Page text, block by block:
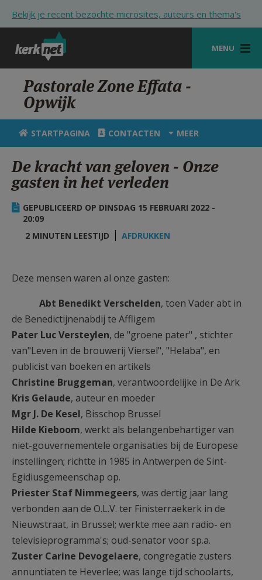
Bekijk je recent bezochte microsites, auteurs en thema's
MENU
STARTPAGINA
KERK
VIERINGEN
ZOEKEN
HULP
STARTPAGINA PORTAAL
AANMELDEN OF REGISTREREN
Pastorale Zone Effata -
Opwijk
STARTPAGINA CONTACTEN MEER
De kracht van geloven - Onze
gasten in het verleden
GEPUBLICEERD OP DINSDAG 15 FEBRUARI 2022 -
20:09
2 MINUTEN LEESTIJD
AFDRUKKEN
Deze mensen waren al onze gasten:
Abt Benedikt Verschelden, toen Vader abt in
de Benedictijnenabdij te Affligem
Pater Luc Versteylen, de "groene pater" , stichter
van"Leven in de brouwerij Viersel", "Helaba", en
publicist van boeken en artikels
Christine Bruggeman, verantwoordelijke in De Ark
Kris Gelaude, auteur en moeder
Mgr J. De Kesel, Bisschop Brussel
Hilde Kieboom, werkt als belangenbehartiger van
niet-gouvernementele organisaties bij de Europese
instellingen; richtte in 1985 in Antwerpen de Sint-
Egidiusgemeenschap op.
Priester Staf Nimmegeers, was dertig jaar lang
verbonden aan de O.L.V. ter Finisterraekerk in de
Nieuwstraat, in Brussel; werkte mee aan radio- en
televisieprogramma's; oud-senator voor sp.a.
Zuster Carine Devogelaere, congregatie zusters
annuntiaten te Heverlee; was lange tijd schoolarts,